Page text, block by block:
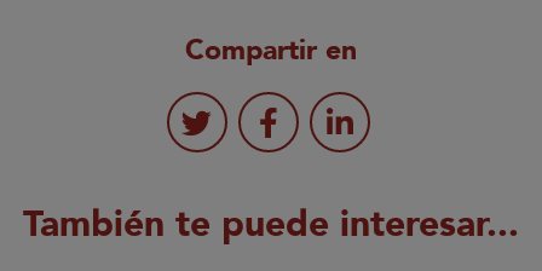
Compartir en
También te puede interesar...